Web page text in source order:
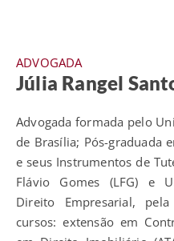
ADVOGADA
Júlia Rangel
Advogada formada pelo
de Brasília; Pós-graduada
e seus Instrumentos de
Flávio Gomes (LFG) e
Direito Empresarial,
cursos: extensão em